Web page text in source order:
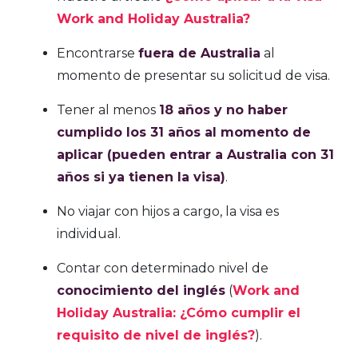
Work and Holiday Australia?
Encontrarse fuera de Australia al
momento de presentar su solicitud de visa.
Tener al menos 18 años y no haber
cumplido los 31 años al momento de
aplicar (pueden entrar a Australia con 31
años si ya tienen la visa).
No viajar con hijos a cargo, la visa es
individual.
Contar con determinado nivel de
conocimiento del inglés (Work and
Holiday Australia: ¿Cómo cumplir el
requisito de nivel de inglés?).